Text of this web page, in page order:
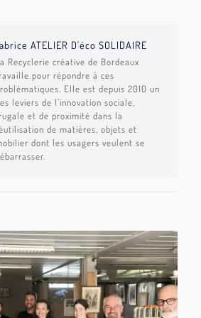
ATELIER D'éco SOLIDAIRE
Recyclerie créative de Bordeaux
pour répondre à ces
Elle est depuis 2010 un
leviers de l’innovation sociale,
et de proximité dans la
de matières, objets et
dont les usagers veulent se